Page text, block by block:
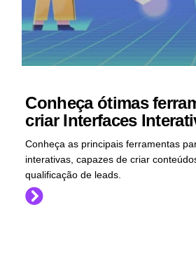
Conheça ótimas
criar Interfaces
Conheça as principais ferramentas
interativas, capazes de criar
qualificação de leads.